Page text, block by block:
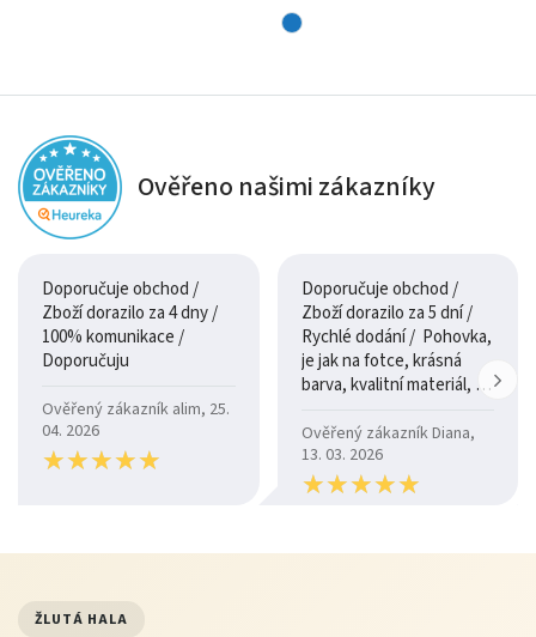
Ověřeno našimi zákazníky
Doporučuje obchod /
Zboží dorazilo za 4 dny /
100% komunikace /
Doporučuju
Ověřený zákazník alim, 25.
04. 2026
★★★★★
★★★★★
Doporučuje obchod /
Zboží dorazilo za 5 dní /
Rychlé dodání / Pohovka,
je jak na fotce, krásná
barva, kvalitní materiál, a
Ověřený zákazník Diana,
13. 03. 2026
★★★★★
★★★★★
ŽLUTÁ HALA